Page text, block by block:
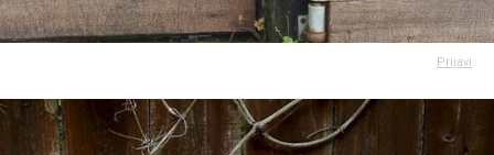
Prijavi